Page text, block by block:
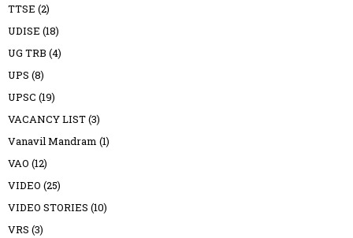
TTSE (2)
UDISE (18)
UG TRB (4)
UPS (8)
UPSC (19)
VACANCY LIST(3)
Vanavil Mandram (1)
VAO (12)
VIDEO (25)
VIDEO STORIES (10)
VRS (3)